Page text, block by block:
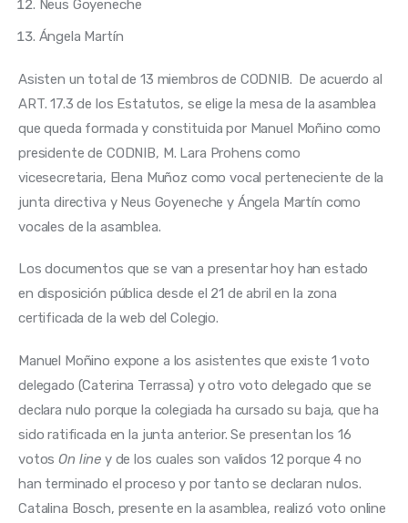
Neus Goyeneche
Ángela Martín
Asisten un total de 13 miembros de CODNIB.  De acuerdo al
ART. 17.3 de los Estatutos, se elige la mesa de la asamblea
que queda formada y constituida por Manuel Moñino como
presidente de CODNIB, M. Lara Prohens como
vicesecretaria, Elena Muñoz como vocal perteneciente de la
junta directiva y Neus Goyeneche y Ángela Martín como
vocales de la asamblea.
Los documentos que se van a presentar hoy han estado
en disposición pública desde el 21 de abril en la zona
certificada de la web del Colegio.
Manuel Moñino expone a los asistentes que existe 1 voto
delegado (Caterina Terrassa) y otro voto delegado que se
declara nulo porque la colegiada ha cursado su baja, que ha
sido ratificada en la junta anterior. Se presentan los 16
votos On line y de los cuales son validos 12 porque 4 no
han terminado el proceso y por tanto se declaran nulos.
Catalina Bosch, presente en la asamblea, realizó voto online